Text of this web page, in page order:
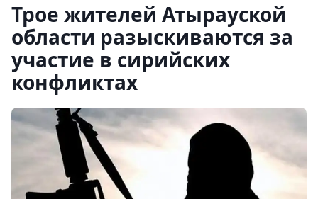
Трое жителей Атырауской
области разыскиваются за
участие в сирийских
конфликтах